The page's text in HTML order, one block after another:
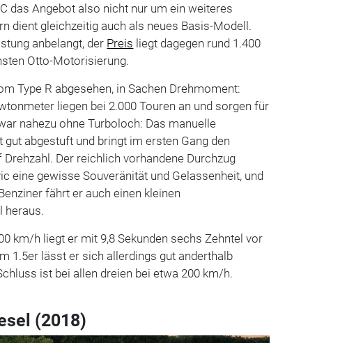
das Angebot also nicht nur um ein weiteres
dient gleichzeitig auch als neues Basis-Modell.
anbelangt, der Preis liegt dagegen rund 1.400
Otto-Motorisierung.
Type R abgesehen, in Sachen Drehmoment:
liegen bei 2.000 Touren an und sorgen für
nahezu ohne Turboloch: Das manuelle
gut abgestuft und bringt im ersten Gang den
Der reichlich vorhandene Durchzug
eine gewisse Souveränität und Gelassenheit, und
fährt er auch einen kleinen
heraus.
km/h liegt er mit 9,8 Sekunden sechs Zehntel vor
1.5er lässt er sich allerdings gut anderthalb
ist bei allen dreien bei etwa 200 km/h.
(2018)